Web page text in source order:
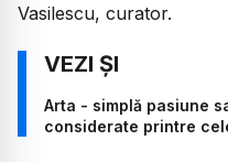
Vasilescu, curator.
Arta - simplă pasiune
considerate printre